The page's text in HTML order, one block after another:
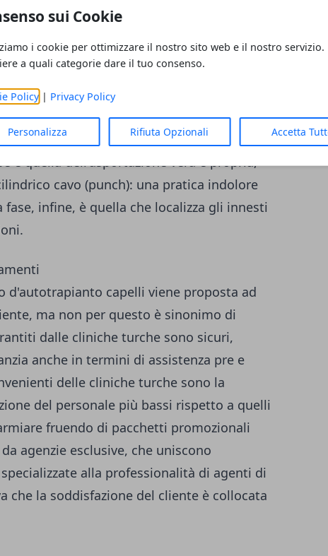
sui Cookie
i cookie per ottimizzare il nostro sito web e il nostro servizio.
a quali categorie dare il tuo consenso.
Policy| Privacy Policy
Personalizza Rifiuta Opzionali Accetta
specializzate.
fasi. Il primo passaggio è la pratica
eseguita l'asportazione dei bulbi. Si tratta
invasivo. Grazie a piccole punture, le aree
senza lasciare alcun problema nel
è quella dell'asportazione vera e propria,
cavo (punch): una pratica indolore
fase, infine, è quella che localizza gli innesti
capelli viene proposta ad
ma non per questo è sinonimo di
dalle cliniche turche sono sicuri,
anche in termini di assistenza pre e
delle cliniche turche sono la
del personale più bassi rispetto a quelli
fruendo di pacchetti promozionali
agenzie esclusive, che uniscono
alla professionalità di agenti di
che la soddisfazione del cliente è collocata